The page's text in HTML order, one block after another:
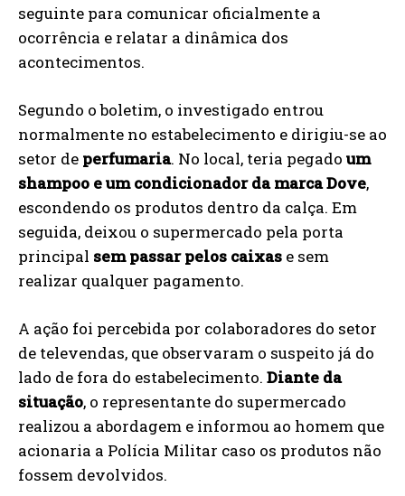
seguinte para comunicar oficialmente a
ocorrência e relatar a dinâmica dos
acontecimentos.
Segundo o boletim, o investigado entrou
normalmente no estabelecimento e dirigiu-se ao
setor de perfumaria. No local, teria pegado um
shampoo e um condicionador da marca Dove,
escondendo os produtos dentro da calça. Em
seguida, deixou o supermercado pela porta
principal sem passar pelos caixas e sem
realizar qualquer pagamento.
A ação foi percebida por colaboradores do setor
de televendas, que observaram o suspeito já do
lado de fora do estabelecimento. Diante da
situação, o representante do supermercado
realizou a abordagem e informou ao homem que
acionaria a Polícia Militar caso os produtos não
fossem devolvidos.